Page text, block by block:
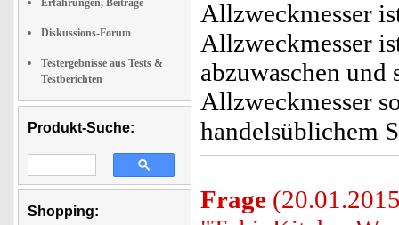
Erfahrungen, Beiträge
Diskussions-Forum
Testergebnisse aus Tests &
Testberichten
Produkt-Suche:
Shopping:
Allzweckmesser
Allzweckmesser
abzuwaschen
Allzweckmesser
handelsüblichem
Frage